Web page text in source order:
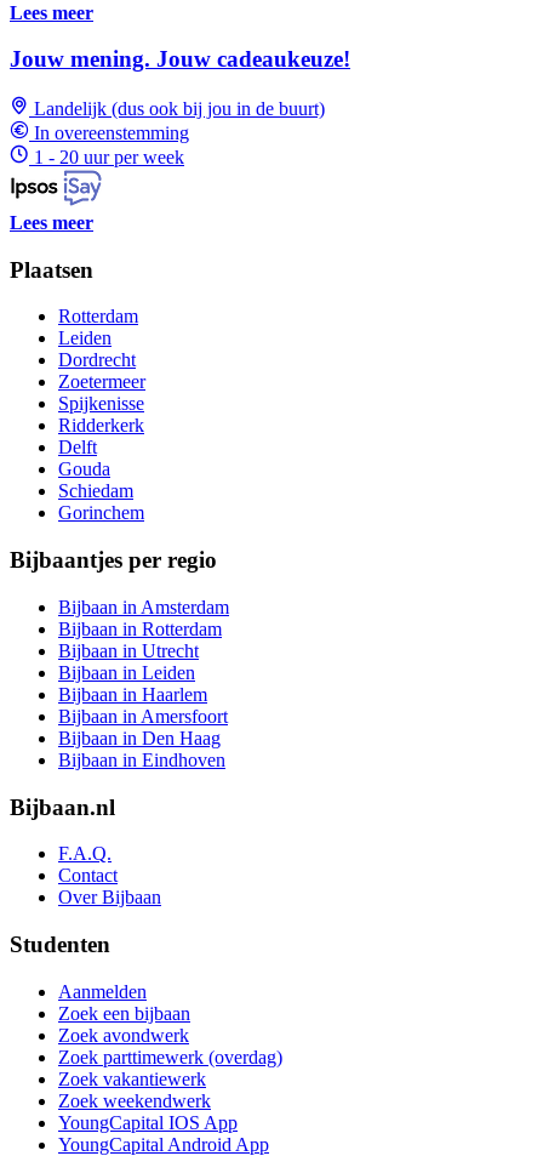
Lees meer
Jouw mening. Jouw cadeaukeuze!
Landelijk (dus ook bij jou in de buurt)
In overeenstemming
1 - 20 uur per week
Lees meer
Plaatsen
Rotterdam
Leiden
Dordrecht
Zoetermeer
Spijkenisse
Ridderkerk
Delft
Gouda
Schiedam
Gorinchem
Bijbaantjes per regio
Bijbaan in Amsterdam
Bijbaan in Rotterdam
Bijbaan in Utrecht
Bijbaan in Leiden
Bijbaan in Haarlem
Bijbaan in Amersfoort
Bijbaan in Den Haag
Bijbaan in Eindhoven
Bijbaan.nl
F.A.Q.
Contact
Over Bijbaan
Studenten
Aanmelden
Zoek een bijbaan
Zoek avondwerk
Zoek parttimewerk (overdag)
Zoek vakantiewerk
Zoek weekendwerk
YoungCapital IOS App
YoungCapital Android App